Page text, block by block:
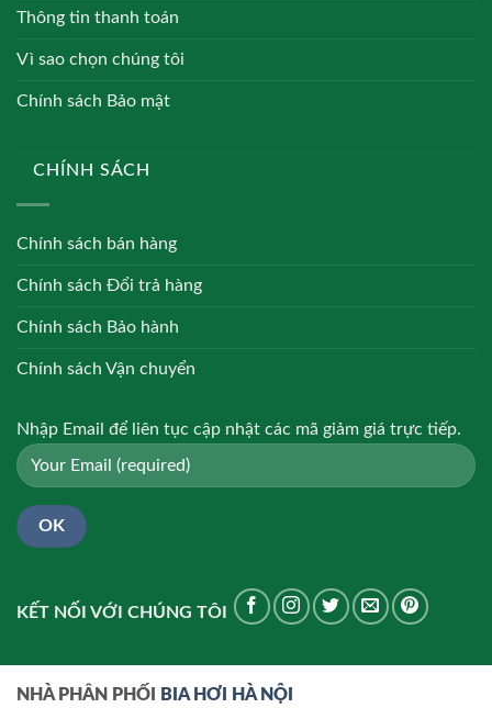
Thông tin thanh toán
Vì sao chọn chúng tôi
Chính sách Bảo mật
CHÍNH SÁCH
Chính sách bán hàng
Chính sách Đổi trả hàng
Chính sách Bảo hành
Chính sách Vận chuyển
Nhập Email để liên tục cập nhật các mã giảm giá trực tiếp.
KẾT NỐI VỚI CHÚNG TÔI
NHÀ PHÂN PHỐI BIA HƠI HÀ NỘI